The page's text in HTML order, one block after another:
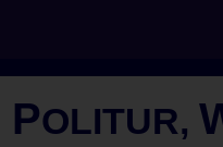
POLITUR,